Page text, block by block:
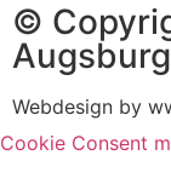
©
Augsburg
Webdesign by
Cookie Consent